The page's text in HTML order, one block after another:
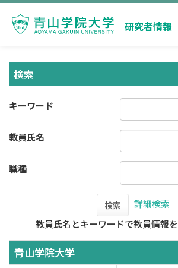
研究者情報
検索
キーワード
教員氏名
職種
検索
詳細検索
教員氏名とキーワードで教員情報を
青山学院大学